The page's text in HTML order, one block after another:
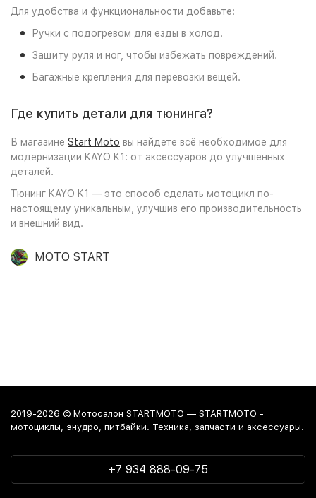
Для удобства и функциональности добавьте:
Ручки с подогревом для езды в холод.
Защиту руля и ног, чтобы избежать повреждений.
Багажные крепления для перевозки вещей.
Где купить детали для тюнинга?
В магазине Start Moto вы найдете всё необходимое для
модернизации KAYO K1: от аксессуаров до улучшенных
деталей.
Тюнинг KAYO K1 — это способ сделать мотоцикл по-
настоящему уникальным, улучшив его производительность
и внешний вид.
MOTO START
2019-2026 © Мотосалон STARTMOTO — STARTMOTO -
мотоциклы, энудро, питбайки. Техника, запчасти и аксессуары.
+7 934 888-09-75